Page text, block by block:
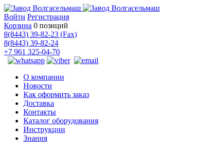
Войти Регистрация
Корзина 0 позиций
8(8443) 39-82-23 (Fax)
8(8443) 39-82-24
+7 961 325-04-70
О компании
Новости
Как оформить заказ
Доставка
Контакты
Каталог оборудования
Инструкции
Знания